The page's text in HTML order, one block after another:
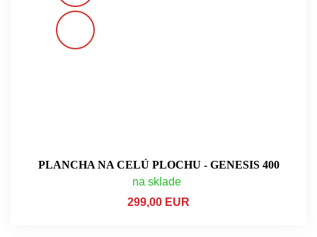
PLANCHA NA CELÚ PLOCHU - GENESIS 400
na sklade
299,00 EUR